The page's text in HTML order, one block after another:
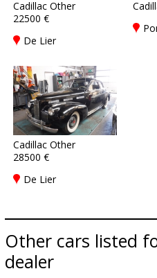
Cadillac Other
22500 €
De Lier
Cadillac Other
28500 €
De Lier
Other cars listed
dealer